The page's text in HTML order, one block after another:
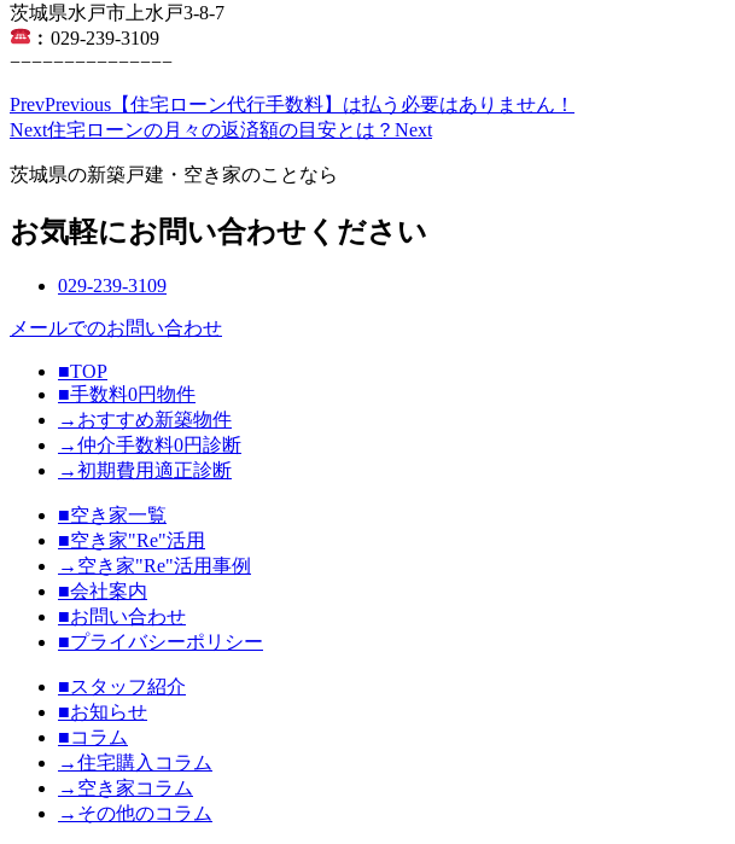
茨城県水戸市上水戸3-8-7
︰029-239-3109
−−−−−−−−−−−−−−−
PrevPrevious 【住宅ローン代行手数料】は払う必要はありません！
Next住宅ローンの月々の返済額の目安とは？ Next
茨城県の新築戸建・空き家のことなら
お気軽にお問い合わせください
029-239-3109
メールでのお問い合わせ
■TOP
■手数料0円物件
→おすすめ新築物件
→仲介手数料0円診断
→初期費用適正診断
■空き家一覧
■空き家"Re"活用
→空き家"Re"活用事例
■会社案内
■お問い合わせ
■プライバシーポリシー
■スタッフ紹介
■お知らせ
■コラム
→住宅購入コラム
→空き家コラム
→その他のコラム